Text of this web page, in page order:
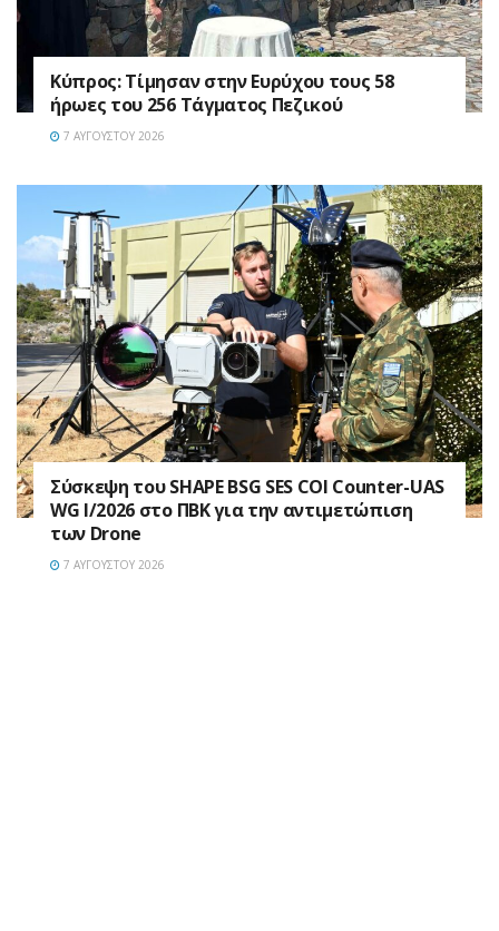
Κύπρος: Τίμησαν στην Ευρύχου τους 58
ήρωες του 256 Τάγματος Πεζικού
7 ΑΥΓΟΎΣΤΟΥ 2026
Σύσκεψη του SHAPE BSG SES COI Counter-UAS
WG I/2026 στο ΠΒΚ για την αντιμετώπιση
των Drone
7 ΑΥΓΟΎΣΤΟΥ 2026